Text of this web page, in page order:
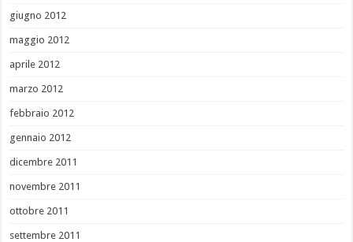
giugno 2012
maggio 2012
aprile 2012
marzo 2012
febbraio 2012
gennaio 2012
dicembre 2011
novembre 2011
ottobre 2011
settembre 2011